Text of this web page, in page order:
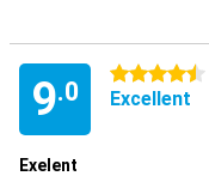
9.0
4.5 stars
Excellent
Exelent